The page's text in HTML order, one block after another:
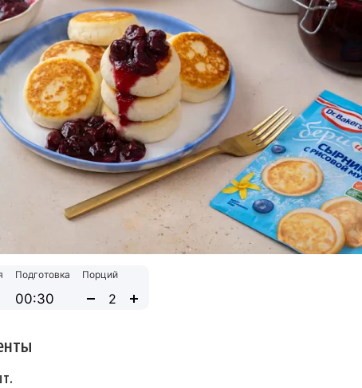
Подготовка
00:30
Порций